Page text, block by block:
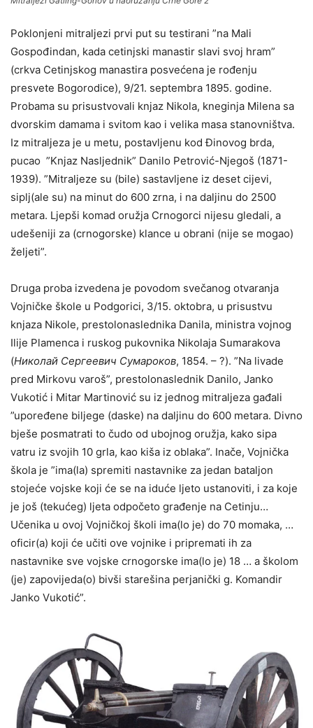
Poklonjeni mitraljezi prvi put su testirani ”na Mali
Gospođindan, kada cetinjski manastir slavi svoj hram”
(crkva Cetinjskog manastira posvećena je rođenju
presvete Bogorodice), 9/21. septembra 1895. godine.
Probama su prisustvovali knjaz Nikola, kneginja Milena sa
dvorskim damama i svitom kao i velika masa stanovništva.
Iz mitraljeza je u metu, postavljenu kod Đinovog brda,
pucao ”Knjaz Nasljednik” Danilo Petrović-Njegoš (1871-
1939). ”Mitraljeze su (bile) sastavljene iz deset cijevi,
siplj(ale su) na minut do 600 zrna, i na daljinu do 2500
metara. Ljepši komad oružja Crnogorci nijesu gledali, a
udešeniji za (crnogorske) klance u obrani (nije se mogao)
željeti”.
Druga proba izvedena je povodom svečanog otvaranja
Vojničke škole u Podgorici, 3/15. oktobra, u prisustvu
knjaza Nikole, prestolonaslednika Danila, ministra vojnog
Ilije Plamenca i ruskog pukovnika Nikolaja Sumarakova
(Николай Сергеевич Сумароков, 1854. – ?). ”Na livade
pred Mirkovu varoš”, prestolonaslednik Danilo, Janko
Vukotić i Mitar Martinović su iz jednog mitraljeza gađali
”upoređene biljege (daske) na daljinu do 600 metara. Divno
bješe posmatrati to čudo od ubojnog oružja, kako sipa
vatru iz svojih 10 grla, kao kiša iz oblaka”. Inače, Vojnička
škola je ”ima(la) spremiti nastavnike za jedan bataljon
stojeće vojske koji će se na iduće ljeto ustanoviti, i za koje
je još (tekućeg) ljeta odpočeto građenje na Cetinju…
Učenika u ovoj Vojničkoj školi ima(lo je) do 70 momaka, …
oficir(a) koji će učiti ove vojnike i pripremati ih za
nastavnike sve vojske crnogorske ima(lo je) 18 … a školom
(je) zapovijeda(o) bivši starešina perjanički g. Komandir
Janko Vukotić”.